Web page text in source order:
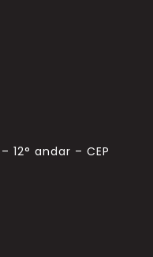
12° andar – CEP